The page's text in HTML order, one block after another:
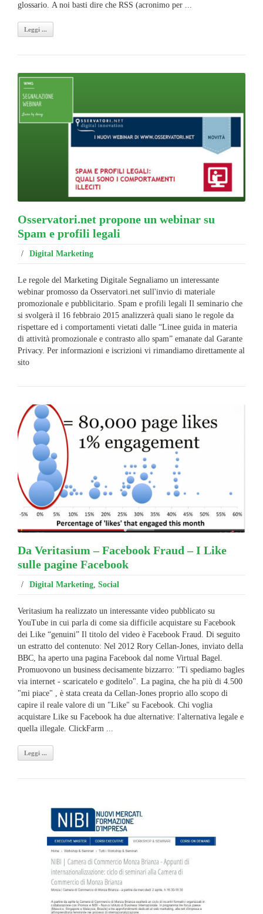
glossario. A noi basti dire che RSS (acronimo per ...
Leggi ...
Osservatori.net propone un webinar su
Spam e profili legali
/ Digital Marketing
Le regole del Marketing Digitale Segnaliamo un interessante
webinar promosso da Osservatori.net sull'invio di materiale
promozionale e pubblicitario. Spam e profili legali Il seminario che
si svolgerà il 16 febbraio 2015 analizzerà quali siano le regole da
rispettare ed i comportamenti vietati dalle “Linee guida in materia
di attività promozionale e contrasto allo spam” emanate dal Garante
Privacy. Per informazioni e iscrizioni vi rimandiamo direttamente al
sito
Da Veritasium – Facebook Fraud – I Like
sulle pagine Facebook
/ Digital Marketing Social
Veritasium ha realizzato un interessante video pubblicato su
YouTube in cui parla di come sia difficile acquistare su Facebook
dei Like “genuini” Il titolo del video è Facebook Fraud. Di seguito
un estratto del contenuto: Nel 2012 Rory Cellan-Jones, inviato della
BBC, ha aperto una pagina Facebook dal nome Virtual Bagel.
Promuovono un business decisamente bizzarro: "Ti spediamo bagles
via internet - scaricatelo e goditelo". La pagina, che ha più di 4.500
"mi piace" , è stata creata da Cellan-Jones proprio allo scopo di
capire il reale valore di un "Like" su Facebook. Chi voglia
acquistare Like su Facebook ha due alternative: l'alternativa legale e
quella illegale. ClickFarm ...
Leggi ...